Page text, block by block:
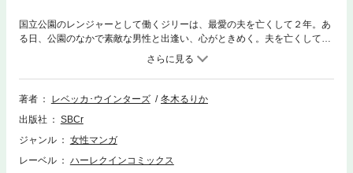
国立公園のレンジャーとして働くジリーは、最愛の夫を亡くして２年。あ
る日、公園のなかで素敵な男性と出逢い、心がときめく。夫を亡くして以
来、こんな思いは初めてだった。数日後、その男性が彼女の職場に現れ
る。彼の名はアレックス、火山学者として赴任してきたという。彼は青少
年更生プログラムとして少年をひとり預かっていた。ジリーはこの少年を
通じて、アレックスと心を通わせていく。だが彼女の心のなかには、いま
著者 レベッカ･ウインターズ
冬木るりか
出版社
SBCr
ジャンル
女性マンガ
レーベル
ハーレクインコミックス